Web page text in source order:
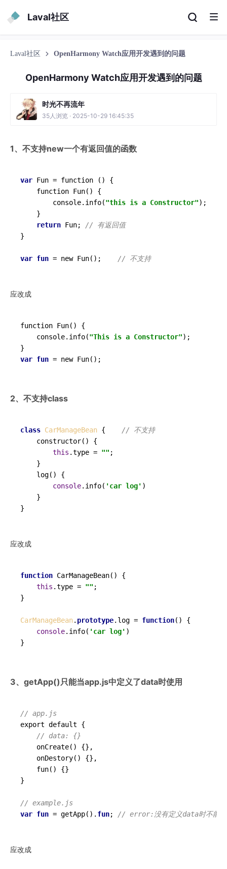
Laval社区
Laval社区 OpenHarmony Watch应用开发遇到的问题
OpenHarmony Watch应用开发遇到的问题
时光不再流年
35人浏览 · 2025-10-29 16:45:35
1、不支持new一个有返回值的函数
var Fun = function () {
    function Fun() {
        console.info(
"this is a Constructor");
    }
return Fun; // 有返回值
}
var fun = new Fun() ; // 不支持
应改成
function Fun() {
    console.info(
"This is a Constructor");
var fun = new Fun()
2、不支持class
class CarManageBean { // 不支持
constructor( ) {
this .type = "" ;
    }
log( ) {
console. info( 'car log' )
    }
应改成
function CarManageBean( ) {
this .type = "" ;
}
CarManageBean. prototype. log = function( ) {
console. info( 'car log' )
3、getApp()只能当app.js中定义了data时使用
// app.js
export default {
// data: {}
    onCreate() {},
    onDestory() {},
fun()
{}
}
// example.js
var fun = getApp() . fun; // error:没有定义data时不能
应改成